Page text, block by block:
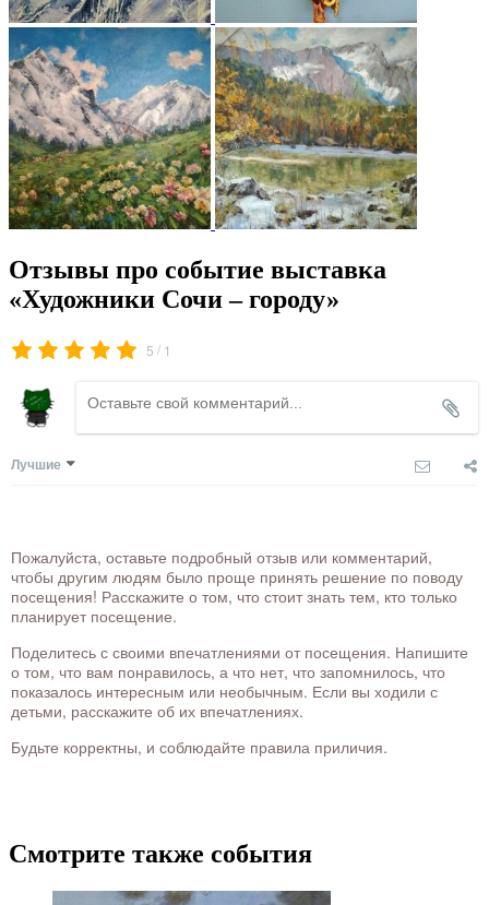
Отзывы про событие выставка
«Художники Сочи – городу»
5 / 1
Лучшие
Пожалуйста, оставьте подробный отзыв или комментарий,
чтобы другим людям было проще принять решение по поводу
посещения! Расскажите о том, что стоит знать тем, кто только
планирует посещение.
Поделитесь с своими впечатлениями от посещения. Напишите
о том, что вам понравилось, а что нет, что запомнилось, что
показалось интересным или необычным. Если вы ходили с
детьми, расскажите об их впечатлениях.
Будьте корректны, и соблюдайте правила приличия.
Смотрите также события